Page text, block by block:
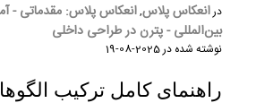
درانعکاس پلاس,انعکاس پلاس: مقدماتی -
بین‌المللی - پترن در طراحی داخلی
نوشته شده در2025-08-19
راهنمای کامل ترکیب